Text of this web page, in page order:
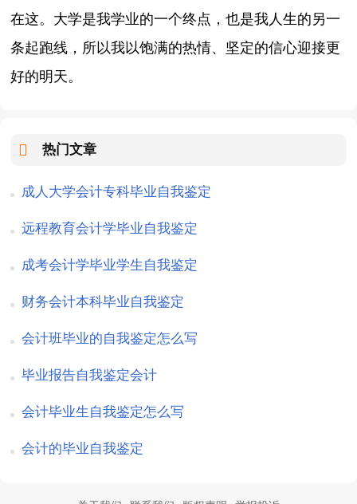
在这。大学是我学业的一个终点，也是我人生的另一
条起跑线，所以我以饱满的热情、坚定的信心迎接更
好的明天。
热门文章
成人大学会计专科毕业自我鉴定
远程教育会计学毕业自我鉴定
成考会计学毕业学生自我鉴定
财务会计本科毕业自我鉴定
会计班毕业的自我鉴定怎么写
毕业报告自我鉴定会计
会计毕业生自我鉴定怎么写
会计的毕业自我鉴定